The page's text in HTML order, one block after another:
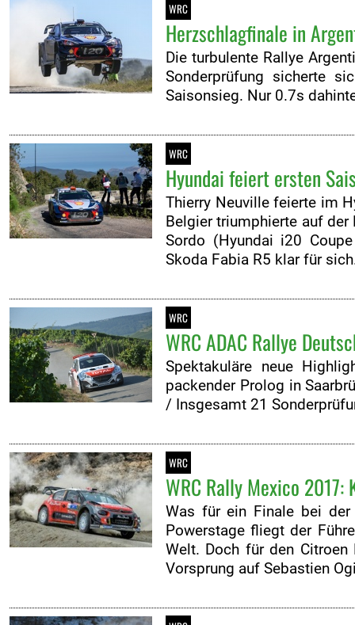
WRC
Herzschlagfinale in
Die turbulente Rallye
Sonderprüfung sicherte
Saisonsieg. Nur 0.7s
WRC
Hyundai feiert ersten
Thierry Neuville feierte im
Belgier triumphierte auf
Sordo (Hyundai i20
Skoda Fabia R5 klar für
WRC
WRC ADAC Rallye
Spektakuläre neue
packender Prolog in
/ Insgesamt 21
WRC
WRC Rally Mexico
Was für ein Finale bei
Powerstage fliegt der
Welt. Doch für den
Vorsprung auf Sebastien